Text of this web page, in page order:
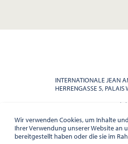
INTERNATIONALE JEAN
HERRENGASSE 5,
Wir verwenden Cookies, um Inhalte
Ihrer Verwendung unserer Website an
bereitgestellt haben oder die sie im